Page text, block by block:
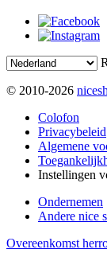
© 2010-2026
Colofon
Privacybeleid
Algemene
Instellingen
Ondernemen
Andere nice
Overeenkomst